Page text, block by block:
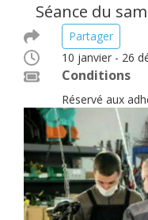
Séance du
Partager
10 janvier - 26
Conditions
Réservé aux